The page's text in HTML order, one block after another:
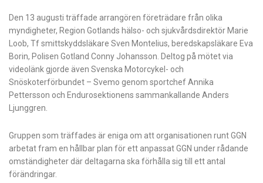
Den 13 augusti träffade arrangören företrädare från olika
myndigheter, Region Gotlands hälso- och sjukvårdsdirektör Marie
Loob, Tf smittskyddsläkare Sven Montelius, beredskapsläkare Eva
Borin, Polisen Gotland Conny Johansson. Deltog på mötet via
videolänk gjorde även Svenska Motorcykel- och
Snöskoterförbundet – Svemo genom sportchef Annika
Pettersson och Endurosektionens sammankallande Anders
Ljunggren.
Gruppen som träffades är eniga om att organisationen runt GGN
arbetat fram en hållbar plan för ett anpassat GGN under rådande
omständigheter där deltagarna ska förhålla sig till ett antal
förändringar.